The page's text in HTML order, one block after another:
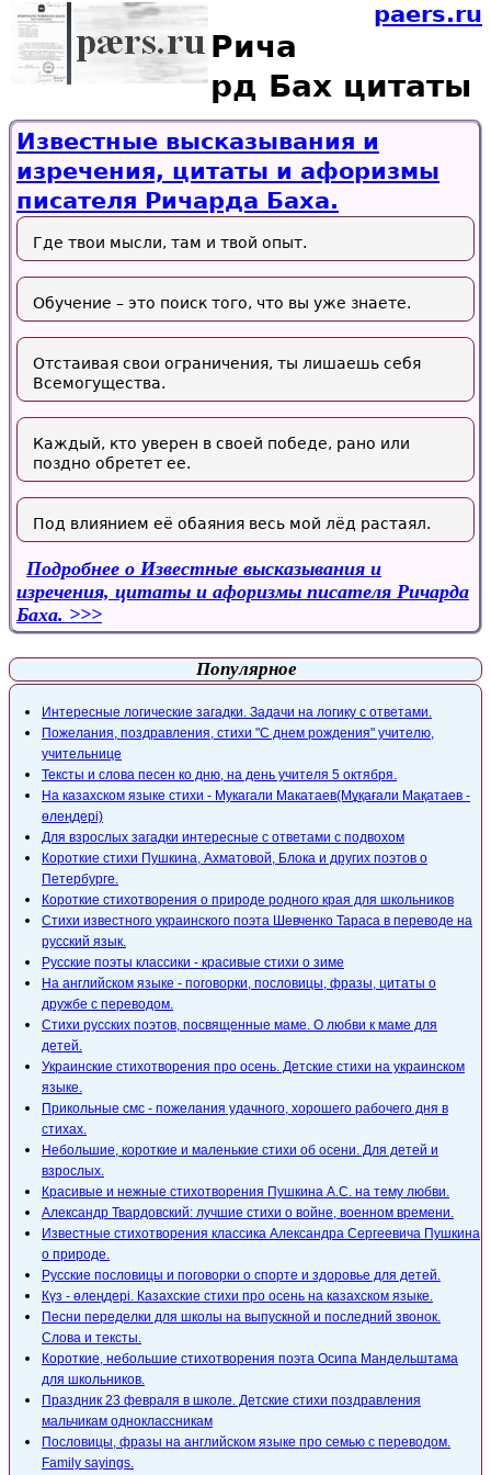
paers.ru
Рича
рд Бах цитаты
Известные высказывания и
изречения, цитаты и афоризмы
писателя Ричарда Баха.
Где твои мысли, там и твой опыт.
Обучение – это поиск того, что вы уже знаете.
Отстаивая свои ограничения, ты лишаешь себя
Всемогущества.
Каждый, кто уверен в своей победе, рано или
поздно обретет ее.
Под влиянием её обаяния весь мой лёд растаял.
Подробнее о Известные высказывания и
изречения, цитаты и афоризмы писателя Ричарда
Баха.
Популярное
Интересные логические загадки. Задачи на логику с ответами.
Пожелания, поздравления, стихи "С днем рождения" учителю,
учительнице
Тексты и слова песен ко дню, на день учителя 5 октября.
На казахском языке стихи - Мукагали Макатаев(Мұқағали Мақатаев -
өлеңдері)
Для взрослых загадки интересные с ответами с подвохом
Короткие стихи Пушкина, Ахматовой, Блока и других поэтов о
Петербурге.
Короткие стихотворения о природе родного края для школьников
Стихи известного украинского поэта Шевченко Тараса в переводе на
русский язык.
Русские поэты классики - красивые стихи о зиме
На английском языке - поговорки, пословицы, фразы, цитаты о
дружбе с переводом.
Стихи русских поэтов, посвященные маме. О любви к маме для
детей.
Украинские стихотворения про осень. Детские стихи на украинском
языке.
Прикольные смс - пожелания удачного, хорошего рабочего дня в
стихах.
Небольшие, короткие и маленькие стихи об осени. Для детей и
взрослых.
Красивые и нежные стихотворения Пушкина А.С. на тему любви.
Александр Твардовский: лучшие стихи о войне, военном времени.
Известные стихотворения классика Александра Сергеевича Пушкина
о природе.
Русские пословицы и поговорки о спорте и здоровье для детей.
Күз - өлеңдері. Казахские стихи про осень на казахском языке.
Песни переделки для школы на выпускной и последний звонок.
Слова и тексты.
Короткие, небольшие стихотворения поэта Осипа Мандельштама
для школьников.
Праздник 23 февраля в школе. Детские стихи поздравления
мальчикам одноклассникам
Пословицы, фразы на английском языке про семью с переводом.
Family sayings.